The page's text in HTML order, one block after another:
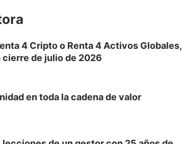
4 Cripto o Renta 4 Activos Globales,
de julio de 2026
en toda la cadena de valor